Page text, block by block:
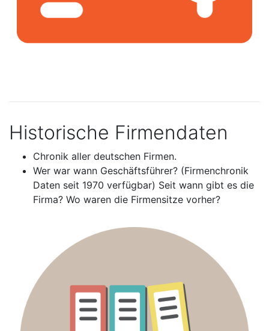
Historische Firmendaten
Chronik aller deutschen Firmen.
Wer war wann Geschäftsführer? (Firmenchronik
Daten seit 1970 verfügbar) Seit wann gibt es die
Firma? Wo waren die Firmensitze vorher?